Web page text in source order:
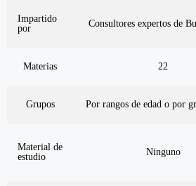
Impartido
por
Consultores expertos de
Materias 22
Grupos Por rangos de edad o por
Material de
estudio
Ninguno